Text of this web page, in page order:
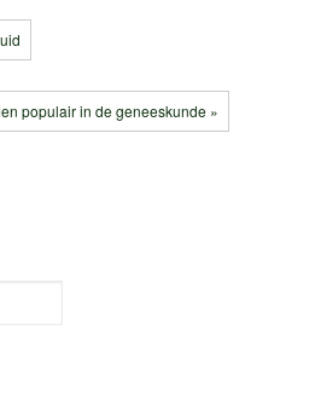
populair in de geneeskunde »